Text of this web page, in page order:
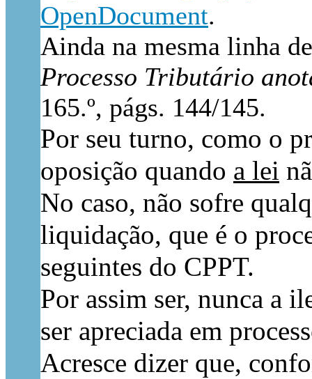
OpenDocument.
Ainda na mesma linha
Processo Tributário
165.º, págs. 144/145.
Por seu turno, como o
oposição quando a lei
No caso, não sofre
liquidação, que é o
seguintes do CPPT.
Por assim ser, nunca a
ser apreciada em
Acresce dizer que,